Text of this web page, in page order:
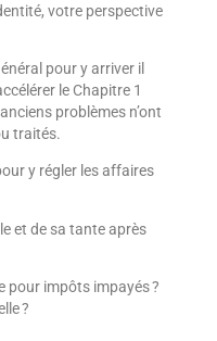
votre perspective
pour y arriver il
le Chapitre 1
problèmes n’ont
traités.
y régler les affaires
et de sa tante après
pour impôts impayés ?
?